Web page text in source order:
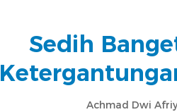
Sedih
Achmad Dwi